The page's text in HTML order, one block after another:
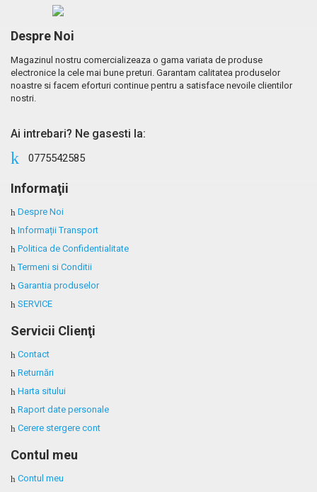
Despre Noi
Magazinul nostru comercializeaza o gama variata de produse
electronice la cele mai bune preturi. Garantam calitatea produselor
noastre si facem eforturi continue pentru a satisface nevoile clientilor
nostri.
Ai intrebari? Ne gasesti la:
0775542585
Informaţii
Despre Noi
Informații Transport
Politica de Confidentialitate
Termeni si Conditii
Garantia produselor
SERVICE
Servicii Clienţi
Contact
Returnări
Harta sitului
Raport date personale
Cerere stergere cont
Contul meu
Contul meu